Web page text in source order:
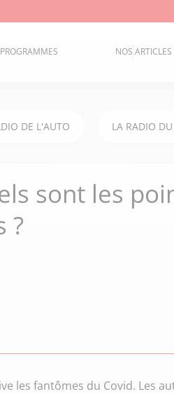
NOS ARTICLES
DE L'AUTO LA RADIO
sont les
?
les fantômes du Covid. Les